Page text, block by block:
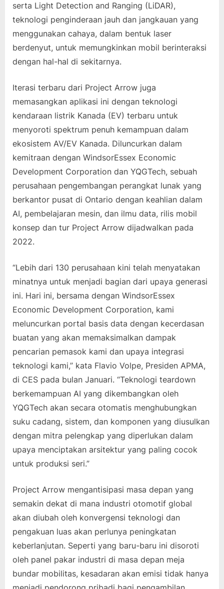
serta Light Detection and Ranging (LiDAR),
teknologi penginderaan jauh dan jangkauan yang
menggunakan cahaya, dalam bentuk laser
berdenyut, untuk memungkinkan mobil berinteraksi
dengan hal-hal di sekitarnya.
Iterasi terbaru dari Project Arrow juga
memasangkan aplikasi ini dengan teknologi
kendaraan listrik Kanada (EV) terbaru untuk
menyoroti spektrum penuh kemampuan dalam
ekosistem AV/EV Kanada. Diluncurkan dalam
kemitraan dengan WindsorEssex Economic
Development Corporation dan YQGTech, sebuah
perusahaan pengembangan perangkat lunak yang
berkantor pusat di Ontario dengan keahlian dalam
AI, pembelajaran mesin, dan ilmu data, rilis mobil
konsep dan tur Project Arrow dijadwalkan pada
2022.
“Lebih dari 130 perusahaan kini telah menyatakan
minatnya untuk menjadi bagian dari upaya generasi
ini. Hari ini, bersama dengan WindsorEssex
Economic Development Corporation, kami
meluncurkan portal basis data dengan kecerdasan
buatan yang akan memaksimalkan dampak
pencarian pemasok kami dan upaya integrasi
teknologi kami,” kata Flavio Volpe, Presiden APMA,
di CES pada bulan Januari. “Teknologi teardown
berkemampuan AI yang dikembangkan oleh
YQGTech akan secara otomatis menghubungkan
suku cadang, sistem, dan komponen yang diusulkan
dengan mitra pelengkap yang diperlukan dalam
upaya menciptakan arsitektur yang paling cocok
untuk produksi seri.”
Project Arrow mengantisipasi masa depan yang
semakin dekat di mana industri otomotif global
akan diubah oleh konvergensi teknologi dan
pengakuan luas akan perlunya peningkatan
keberlanjutan. Seperti yang baru-baru ini disoroti
oleh panel pakar industri di masa depan meja
bundar mobilitas, kesadaran akan emisi tidak hanya